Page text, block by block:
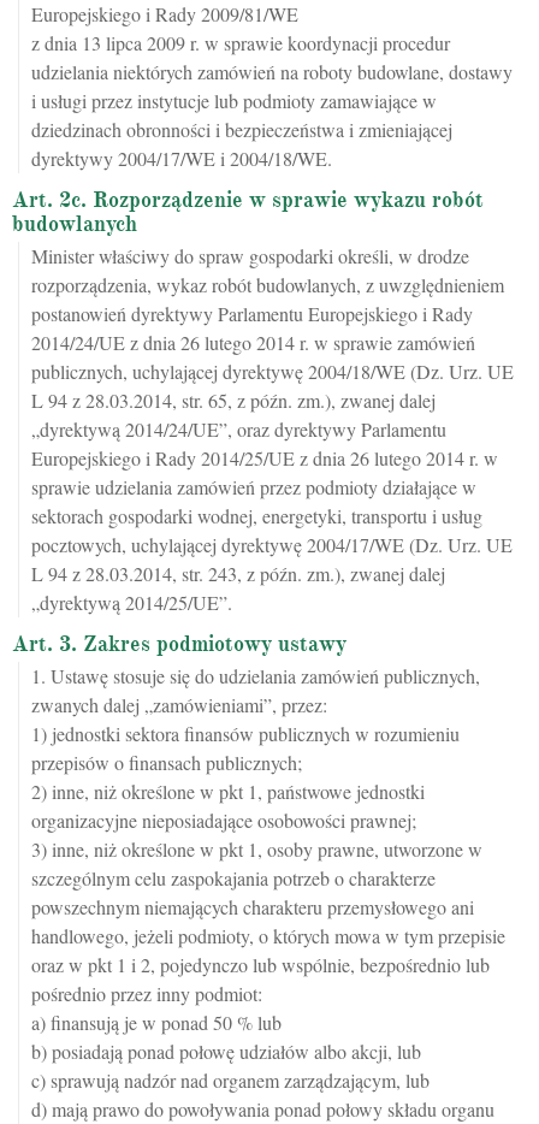
Europejskiego i Rady 2009/81/WE
z dnia 13 lipca 2009 r. w sprawie koordynacji procedur
udzielania niektórych zamówień na roboty budowlane, dostawy
i usługi przez instytucje lub podmioty zamawiające w
dziedzinach obronności i bezpieczeństwa i zmieniającej
dyrektywy 2004/17/WE i 2004/18/WE.
Art. 2c. Rozporządzenie w sprawie wykazu robót
budowlanych
Minister właściwy do spraw gospodarki określi, w drodze
rozporządzenia, wykaz robót budowlanych, z uwzględnieniem
postanowień dyrektywy Parlamentu Europejskiego i Rady
2014/24/UE z dnia 26 lutego 2014 r. w sprawie zamówień
publicznych, uchylającej dyrektywę 2004/18/WE (Dz. Urz. UE
L 94 z 28.03.2014, str. 65, z późn. zm.), zwanej dalej
„dyrektywą 2014/24/UE”, oraz dyrektywy Parlamentu
Europejskiego i Rady 2014/25/UE z dnia 26 lutego 2014 r. w
sprawie udzielania zamówień przez podmioty działające w
sektorach gospodarki wodnej, energetyki, transportu i usług
pocztowych, uchylającej dyrektywę 2004/17/WE (Dz. Urz. UE
L 94 z 28.03.2014, str. 243, z późn. zm.), zwanej dalej
„dyrektywą 2014/25/UE”.
Art. 3. Zakres podmiotowy ustawy
1. Ustawę stosuje się do udzielania zamówień publicznych,
zwanych dalej „zamówieniami”, przez:
1) jednostki sektora finansów publicznych w rozumieniu
przepisów o finansach publicznych;
2) inne, niż określone w pkt 1, państwowe jednostki
organizacyjne nieposiadające osobowości prawnej;
3) inne, niż określone w pkt 1, osoby prawne, utworzone w
szczególnym celu zaspokajania potrzeb o charakterze
powszechnym niemających charakteru przemysłowego ani
handlowego, jeżeli podmioty, o których mowa w tym przepisie
oraz w pkt 1 i 2, pojedynczo lub wspólnie, bezpośrednio lub
pośrednio przez inny podmiot:
a) finansują je w ponad 50 % lub
b) posiadają ponad połowę udziałów albo akcji, lub
c) sprawują nadzór nad organem zarządzającym, lub
d) mają prawo do powoływania ponad połowy składu organu